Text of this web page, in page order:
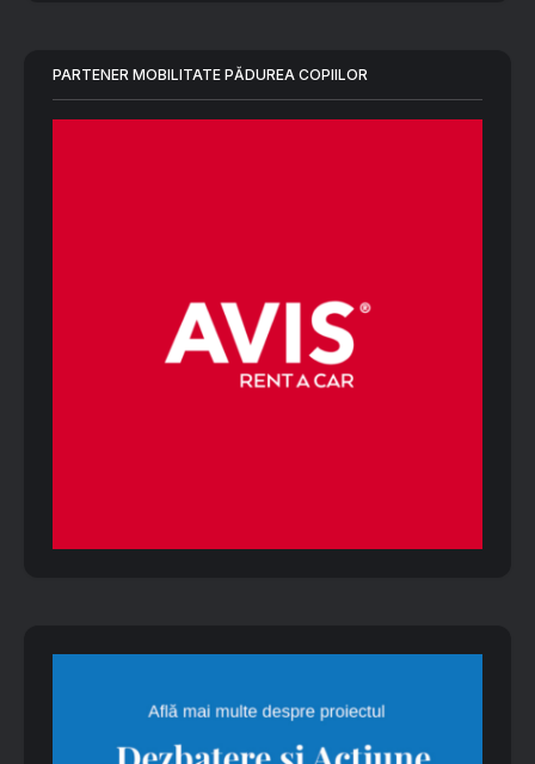
PARTENER MOBILITATE PĂDUREA COPIILOR